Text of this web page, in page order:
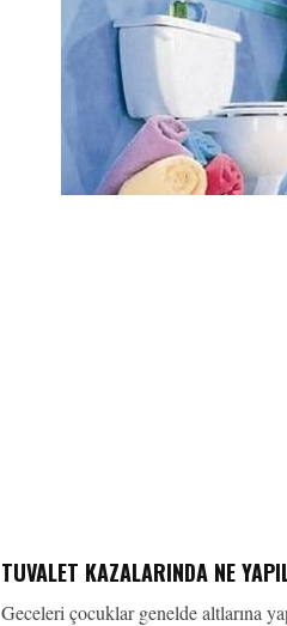
TUVALET KAZALARINDA NE
Geceleri çocuklar genelde altlarına